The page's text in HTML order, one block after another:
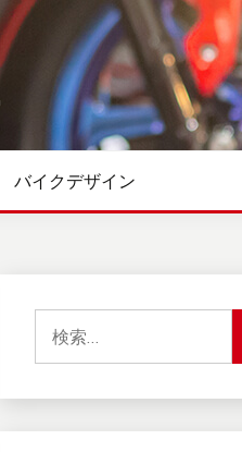
バイクデザイン
索: